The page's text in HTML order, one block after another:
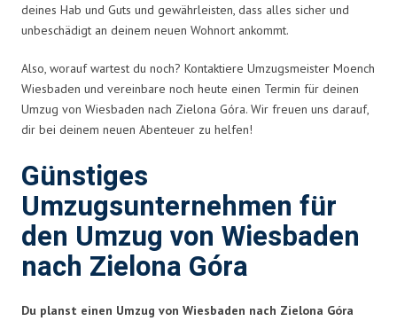
deines Hab und Guts und gewährleisten, dass alles sicher und
unbeschädigt an deinem neuen Wohnort ankommt.
Also, worauf wartest du noch? Kontaktiere Umzugsmeister Moench
Wiesbaden und vereinbare noch heute einen Termin für deinen
Umzug von Wiesbaden nach Zielona Góra. Wir freuen uns darauf,
dir bei deinem neuen Abenteuer zu helfen!
Günstiges
Umzugsunternehmen für
den Umzug von Wiesbaden
nach Zielona Góra
Du planst einen Umzug von Wiesbaden nach Zielona Góra